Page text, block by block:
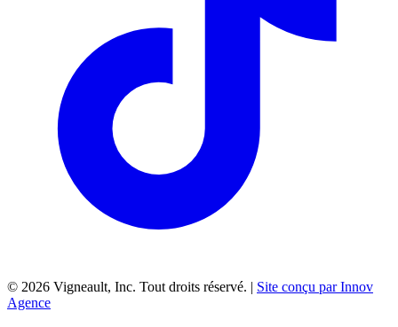
© 2026 Vigneault, Inc. Tout droits réservé. | Site conçu par Innov
Agence